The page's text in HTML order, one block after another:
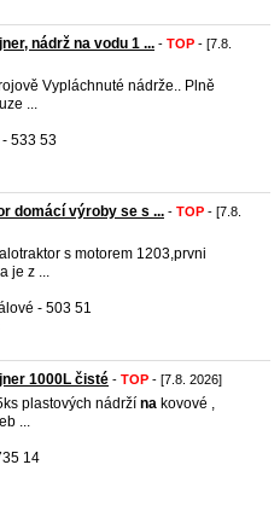
nádrž na vodu 1 ... - TOP - [7.8.
Vypláchnuté nádrže.. Plně
...
533 53
domácí výroby se s ... - TOP - [7.8.
s motorem 1203,prvni
je z ...
- 503 51
1000L čisté - TOP - [7.8. 2026]
plastových nádrží na kovové ,
...
14